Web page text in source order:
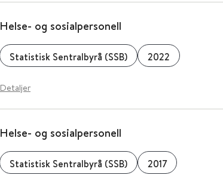
Helse- og sosialpersonell
Statistisk Sentralbyrå (SSB) 2022
Detaljer
Helse- og sosialpersonell
Statistisk Sentralbyrå (SSB) 2017